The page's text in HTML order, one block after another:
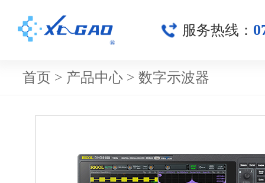
服务热线：
首页 > 产品中心 > 数字示波器